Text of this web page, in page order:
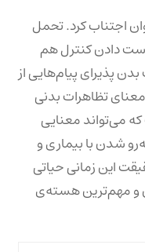
اجتناب کرد. تحمل
دادن کنترل هم
پذیرای پیام‌هایی از
تظاهرات بدنی
می‌تواند معنایی
شدن با بیماری و
این زمانی حیاتی
و مهم‌ترین هسته‌ی